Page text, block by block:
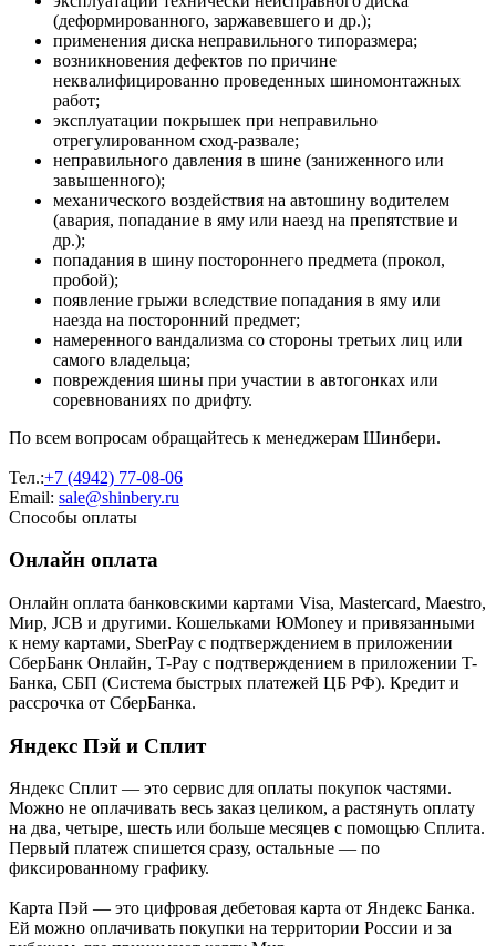
(деформированного, заржавевшего и др.);
применения диска неправильного типоразмера;
возникновения дефектов по причине
неквалифицированно проведенных шиномонтажных
работ;
эксплуатации покрышек при неправильно
отрегулированном сход-развале;
неправильного давления в шине (заниженного или
завышенного);
механического воздействия на автошину водителем
(авария, попадание в яму или наезд на препятствие и
др.);
попадания в шину постороннего предмета (прокол,
пробой);
появление грыжи вследствие попадания в яму или
наезда на посторонний предмет;
намеренного вандализма со стороны третьих лиц или
самого владельца;
повреждения шины при участии в автогонках или
соревнованиях по дрифту.
По всем вопросам обращайтесь к менеджерам Шинбери.
Тел.:+7 (4942) 77-08-06
Email: sale@shinbery.ru
Способы оплаты
Онлайн оплата
Онлайн оплата банковскими картами Visa, Mastercard, Maestro,
Мир, JCB и другими. Кошельками ЮMoney и привязанными
к нему картами, SberPay с подтверждением в приложении
СберБанк Онлайн, T-Pay с подтверждением в приложении T-
Банка, СБП (Система быстрых платежей ЦБ РФ). Кредит и
рассрочка от СберБанка.
Яндекс Пэй и Сплит
Яндекс Cплит — это сервис для оплаты покупок частями.
Можно не оплачивать весь заказ целиком, а растянуть оплату
на два, четыре, шесть или больше месяцев с помощью Сплита.
Первый платеж спишется сразу, остальные — по
фиксированному графику.
Карта Пэй — это цифровая дебетовая карта от Яндекс Банка.
Ей можно оплачивать покупки на территории России и за